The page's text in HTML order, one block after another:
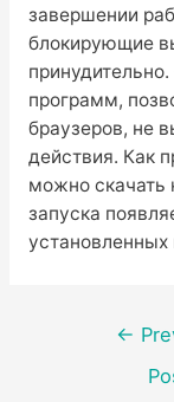
завершении
блокирующие
программ,
браузеров, не
действия. Как
можно скачать
запуска
Post
←